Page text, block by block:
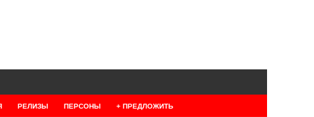
РЕЛИЗЫ ПЕРСОНЫ + ПРЕДЛОЖИТЬ